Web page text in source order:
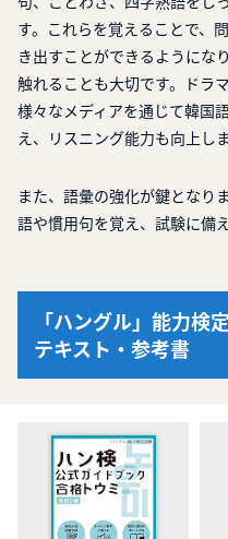
す。これらを覚えることで、
き出すことができるようにな
触れることも大切です。ドラ
様々なメディアを通じて韓国
え、リスニング能力も向上しま
また、語彙の強化が鍵となり
語や慣用句を覚え、試験に備
「ハングル」能力検
テキスト・参考書